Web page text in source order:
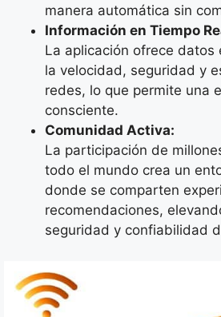
manera automática sin
Información en Tiempo
La aplicación ofrece datos
la velocidad, seguridad y
redes, lo que permite una
consciente.
Comunidad Activa:
La participación de
todo el mundo crea un
donde se comparten
recomendaciones,
seguridad y confiabilidad